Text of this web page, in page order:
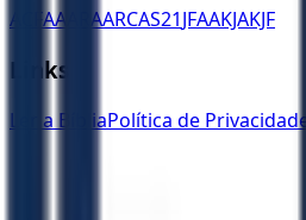
ACFAA ARAARCAS21JFAAKJAKJF
Links
Ler a BíbliaPolítica de Privacidade